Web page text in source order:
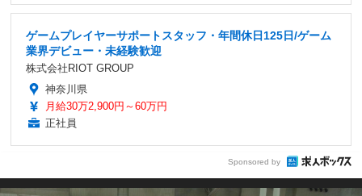
ゲームプレイヤーサポートスタッフ・年間休日125日/ゲーム
業界デビュー・未経験歓迎
株式会社RIOT GROUP
神奈川県
月給30万2,900円～60万円
正社員
Sponsored by